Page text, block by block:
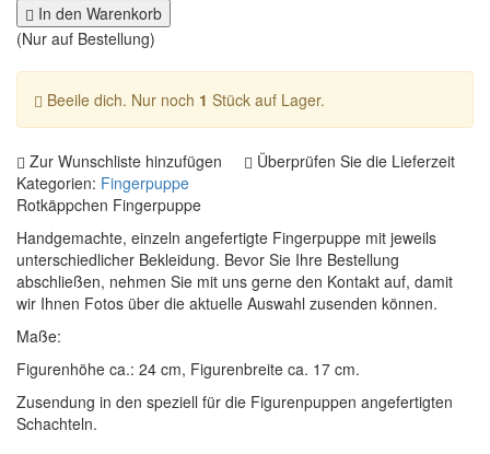
In den Warenkorb
(Nur auf Bestellung)
Beeile dich. Nur noch 1 Stück auf Lager.
Zur Wunschliste hinzufügen
Überprüfen Sie die Lieferzeit
Kategorien: Fingerpuppe
Rotkäppchen Fingerpuppe
Handgemachte, einzeln angefertigte Fingerpuppe mit jeweils
unterschiedlicher Bekleidung. Bevor Sie Ihre Bestellung
abschließen, nehmen Sie mit uns gerne den Kontakt auf, damit
wir Ihnen Fotos über die aktuelle Auswahl zusenden können.
Maße:
Figurenhöhe ca.: 24 cm, Figurenbreite ca. 17 cm.
Zusendung in den speziell für die Figurenpuppen angefertigten
Schachteln.